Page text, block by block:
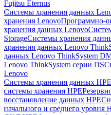
Fujitsu Eternus
Системы хранения данных
хранения LenovoПрограммно-
хранения данных Lenovo
StorageСистемы хранения
хранения данных Lenovo
данных Lenovo ThinkSystem
Lenovo ThinkSystem серии DS
Lenovo
Системы хранения данных HPE
системы хранения HPE
восстановление данных HPE
начального и среднего уровня